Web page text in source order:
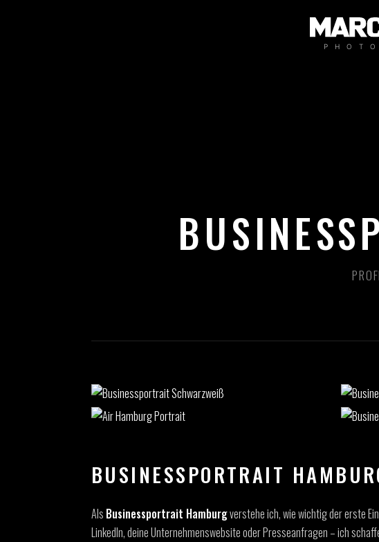
BUSINESSPORTRAIT
Als Businessportrait Hamburgverstehe ich, wie wichtig der erste
LinkedIn, deine Unternehmenswebsite oder Presseanfragen – ich